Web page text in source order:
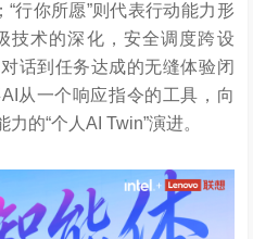
“行你所愿”则代表行动能力形
技术的深化，安全调度跨设
话到任务达成的无缝体验闭
从一个响应指令的工具，向
的“个人AI Twin”演进。